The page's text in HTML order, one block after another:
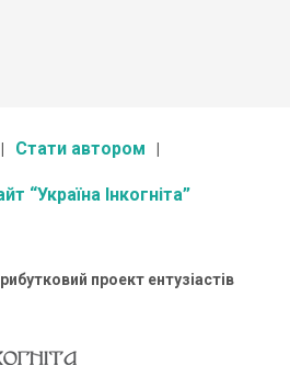
Стати автором
“Україна Інкогніта”
проект ентузіастів